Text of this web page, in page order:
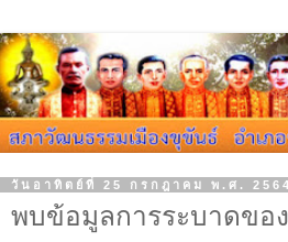
วันอาทิตย์ที่ 25 กรกฎาคม พ.ศ. 2564
พบข้อมูลการระบาดขอ